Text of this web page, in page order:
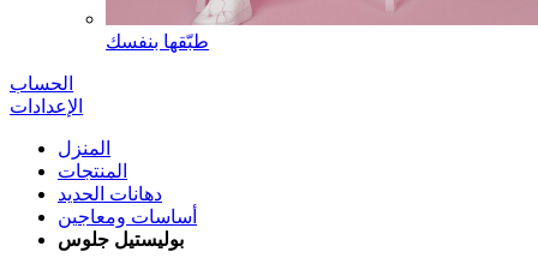
طبّقها بنفسك
الحساب
الإعدادات
المنزل
المنتجات
دهانات الحديد
أساسات ومعاجين
بوليستيل جلوس